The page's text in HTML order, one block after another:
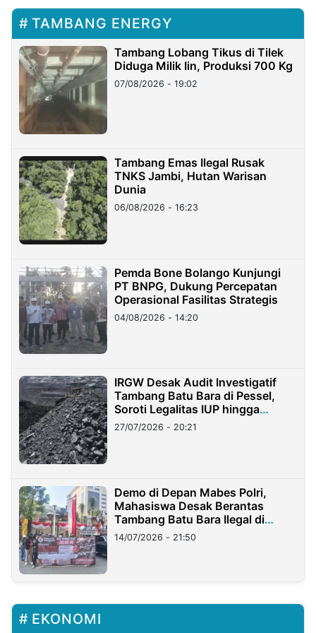
TAMBANG ENERGY
Tambang Lobang Tikus di Tilek
Diduga Milik Iin, Produksi 700 Kg
07/08/2026 - 19:02
Tambang Emas Ilegal Rusak
TNKS Jambi, Hutan Warisan
Dunia
06/08/2026 - 16:23
Pemda Bone Bolango Kunjungi
PT BNPG, Dukung Percepatan
Operasional Fasilitas Strategis
04/08/2026 - 14:20
IRGW Desak Audit Investigatif
Tambang Batu Bara di Pessel,
Soroti Legalitas IUP hingga
Stockpile
27/07/2026 - 20:21
Demo di Depan Mabes Polri,
Mahasiswa Desak Berantas
Tambang Batu Bara Ilegal di
Lampung
14/07/2026 - 21:50
EKONOMI